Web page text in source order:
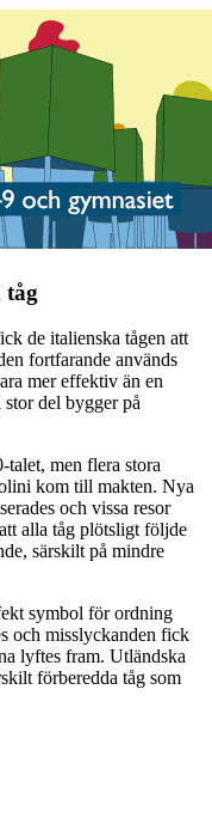
tåg
de italienska tågen att
fortfarande används
mer effektiv än en
del bygger på
talet, men flera stora
kom till makten. Nya
och vissa resor
alla tåg plötsligt följde
särskilt på mindre
symbol för ordning
och misslyckanden fick
lyftes fram. Utländska
förberedda tåg som